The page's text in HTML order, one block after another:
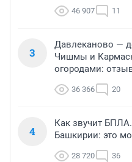
46 907 11
3
Давлеканово —
Чишмы и
огородами:
36 366 20
4
Как звучит
Башкирии: это
28 720 36